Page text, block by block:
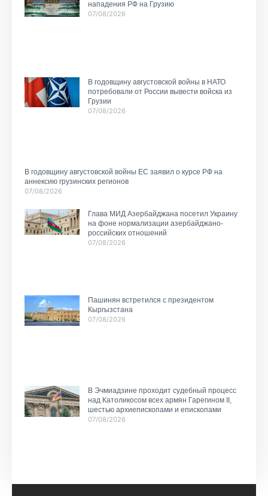
нападения РФ на Грузию
07/08/2026
В годовщину августовской войны в НАТО
потребовали от России вывести войска из
Грузии
07/08/2026
В годовщину августовской войны ЕС заявил о курсе РФ на
аннексию грузинских регионов
07/08/2026
Глава МИД Азербайджана посетил Украину
на фоне нормализации азербайджано-
российских отношений
07/08/2026
Пашинян встретился с президентом
Кыргызстана
07/08/2026
В Эчмиадзине проходит судебный процесс
над Католикосом всех армян Гарегином II,
шестью архиепископами и епископами
07/08/2026